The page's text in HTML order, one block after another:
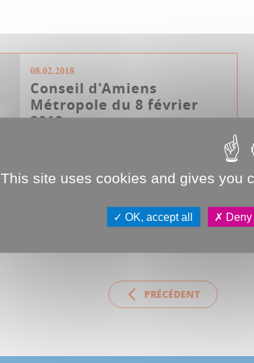
08.02.2018
Conseil d'Amiens
Métropole du 8 février
2018
Conseil métropolitain
PRÉCÉDENT
This site uses cookies and gives you
OK, accept all